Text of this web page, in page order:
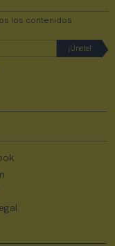
los contenidos